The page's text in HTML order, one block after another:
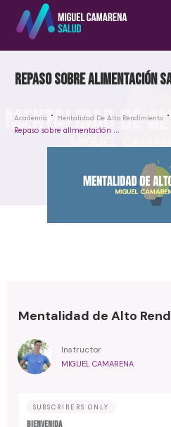
Repaso sobre alimentación
Academia Mentalidad De Alto Rendimiento
Repaso sobre alimentación saludable
Mentalidad de Alto
Instructor
MIGUEL CAMARENA
SUBSCRIBERS ONLY
BIENVENIDA